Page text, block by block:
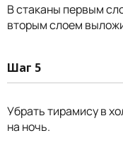
В стаканы первым
вторым слоем
Шаг 5
Убрать тирамису в
на ночь.